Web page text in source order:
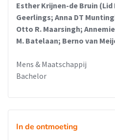
Esther Krijnen-de Bruin
Geerlings; Anna DT
Otto R. Maarsingh;
M. Batelaan; Berno van
Mens & Maatschappij
Bachelor
In de ontmoeting